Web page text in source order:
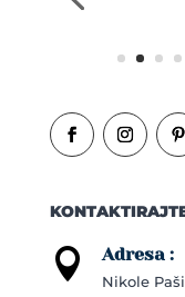
 Adresa :
Nikole